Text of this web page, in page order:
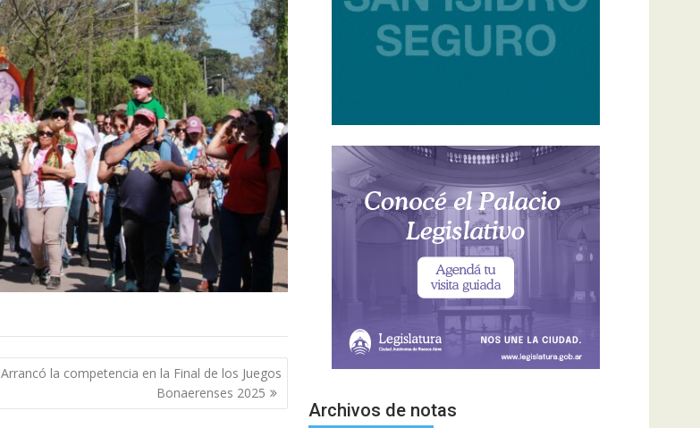
Arrancó la competencia en la Final de los Juegos
Bonaerenses 2025
Archivos de notas